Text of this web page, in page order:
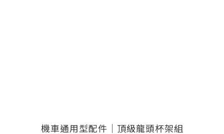
機車通用型配件｜頂級龍頭杯架組